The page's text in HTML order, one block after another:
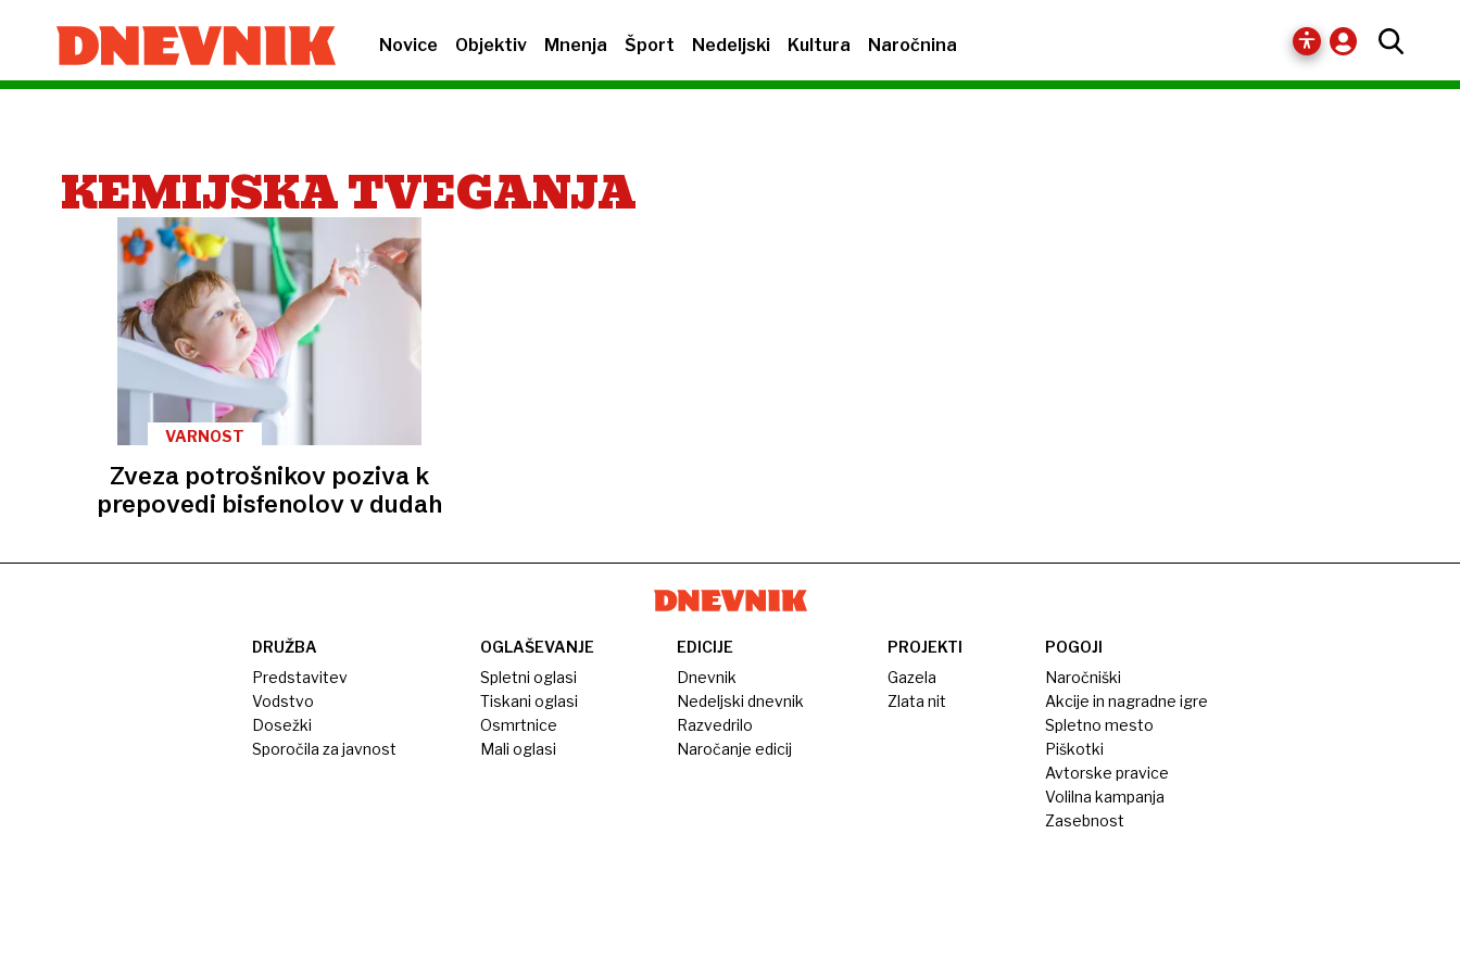
Novice Objektiv Mnenja Šport Nedeljski Kultura Naročnina
KEMIJSKA TVEGANJA
VARNOST
Zveza potrošnikov poziva k
prepovedi bisfenolov v dudah
DRUŽBA
Predstavitev
Vodstvo
Dosežki
Sporočila za javnost
OGLAŠEVANJE
Spletni oglasi
Tiskani oglasi
Osmrtnice
Mali oglasi
EDICIJE
Dnevnik
Nedeljski dnevnik
Razvedrilo
Naročanje edicij
PROJEKTI
Gazela
Zlata nit
POGOJI
Naročniški
Akcije in nagradne igre
Spletno mesto
Piškotki
Avtorske pravice
Volilna kampanja
Zasebnost